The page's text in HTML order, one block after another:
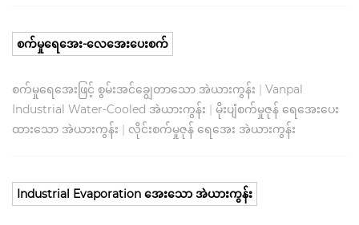
စက်မှုရေအေး-လေအေးပေးစက်
စက်မှုရေအေးဖြင့် စွမ်းအင်ချွေတာသော အဲယားကွန်း | Vanpal
Industrial Water-Cooled အဲယားကွန်း | မိုးပျံစက်မှုဇုန် ရေအေးပေး
ထားသော အဲယားကွန်း | လိုင်းစက်မှုဇုန် ရေအေး အဲယားကွန်း
Industrial Evaporation အေးသော အဲယားကွန်း